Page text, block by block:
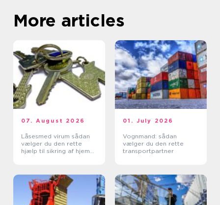
More articles
07. August 2026
Låsesmed virum sådan
vælger du den rette
hjælp til sikring af hjem
01. July 2026
Vognmand: sådan
vælger du den rette
transportpartner